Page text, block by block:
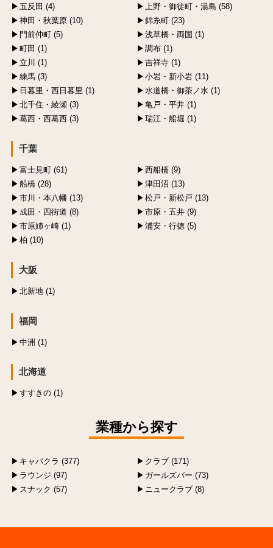
五反田 (4)
上野・御徒町・湯島 (58)
神田・秋葉原 (10)
錦糸町 (23)
門前仲町 (5)
浅草橋・両国 (1)
町田 (1)
調布 (1)
立川 (1)
吉祥寺 (1)
練馬 (3)
小岩・新小岩 (11)
日暮里・西日暮里 (1)
水道橋・御茶ノ水 (1)
北千住・綾瀬 (3)
亀戸・平井 (1)
葛西・西葛西 (3)
瑞江・船堀 (1)
千葉
富士見町 (61)
西船橋 (9)
船橋 (28)
津田沼 (13)
市川・本八幡 (13)
松戸・新松戸 (13)
成田・四街道 (8)
市原・五井 (9)
市原姉ヶ崎 (1)
浦安・行徳 (5)
柏 (10)
大阪
北新地 (1)
福岡
中洲 (1)
北海道
すすきの (1)
業種から探す
キャバクラ (377)
クラブ (171)
ラウンジ (97)
ガールズバー (73)
スナック (57)
ニュークラブ (8)